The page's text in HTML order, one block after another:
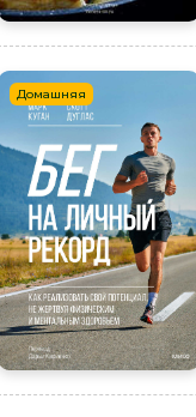
Домашняя